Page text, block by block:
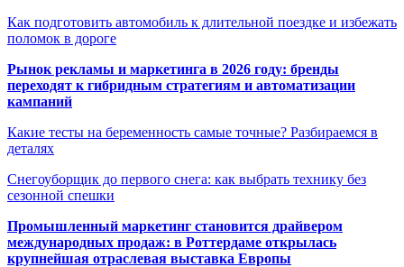
Как подготовить автомобиль к длительной поездке и избежать
поломок в дороге
Рынок рекламы и маркетинга в 2026 году: бренды
переходят к гибридным стратегиям и автоматизации
кампаний
Какие тесты на беременность самые точные? Разбираемся в
деталях
Снегоуборщик до первого снега: как выбрать технику без
сезонной спешки
Промышленный маркетинг становится драйвером
международных продаж: в Роттердаме открылась
крупнейшая отраслевая выставка Европы